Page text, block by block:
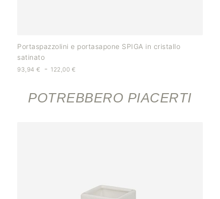
Portaspazzolini e portasapone SPIGA in cristallo
satinato
93,94 € - 122,00 €
POTREBBERO PIACERTI